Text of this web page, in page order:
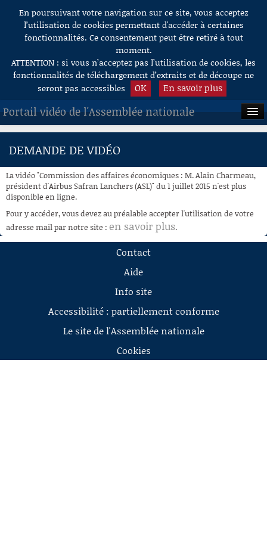
Aller au contenu
En poursuivant votre navigation sur ce site, vous acceptez
l’utilisation de cookies permettant d'accéder à certaines
fonctionnalités. Ce consentement peut être retiré à tout
moment.
ATTENTION : si vous n’acceptez pas l’utilisation de cookies, les
fonctionnalités de téléchargement d’extraits et de découpe ne
seront pas accessibles
OK En savoir plus
Portail vidéo de l'Assemblée nationale
ACCUEIL
À LA DEMANDE
RECHERCHE
AIDE À LA DÉCOUPE
DE VIDÉOS
DEMANDE DE VIDÉO
La vidéo "Commission des affaires économiques : M. Alain Charmeau,
président d'Airbus Safran Lanchers (ASL)" du 1 juillet 2015 n'est plus
disponible en ligne.
Pour y accéder, vous devez au préalable accepter l'utilisation de votre
adresse mail par notre site : en savoir plus.
Contact
Aide
Info site
Accessibilité : partiellement conforme
Le site de l'Assemblée nationale
Cookies